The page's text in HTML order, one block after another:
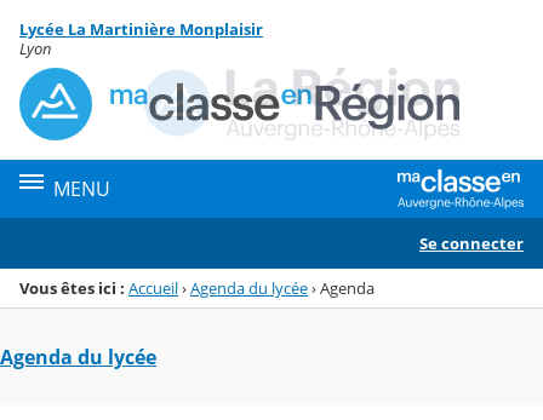
Menu de la rubrique
Contenu
Lycée La Martinière Monplaisir
Lyon
MENU
Se connecter
Vous êtes ici : Accueil›Agenda du lycée›Agenda
Agenda du lycée